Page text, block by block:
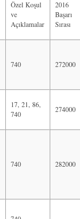
Özel Koşul
ve
Açıklamalar
2016
Başarı
Sırası
740 272000
17, 21, 86,
740
274000
740 282000